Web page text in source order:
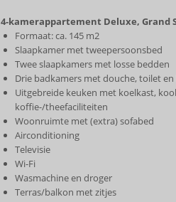
4-kamerappartement Deluxe, Grand
Formaat: ca. 145 m2
Slaapkamer met tweepersoonsbed
Twee slaapkamers met losse bedden
Drie badkamers met douche, toilet
Uitgebreide keuken met koelkast,
koffie-/theefaciliteiten
Woonruimte met (extra) sofabed
Airconditioning
Televisie
Wi-Fi
Wasmachine en droger
Terras/balkon met zitjes